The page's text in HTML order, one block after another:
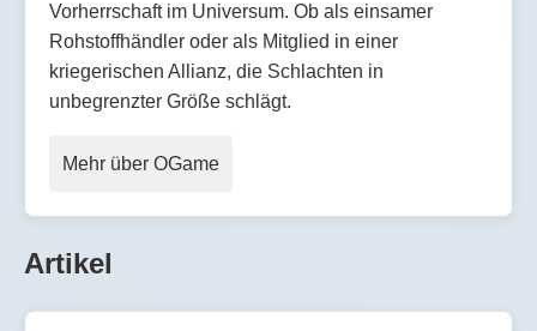
Vorherrschaft im Universum. Ob als einsamer
Rohstoffhändler oder als Mitglied in einer
kriegerischen Allianz, die Schlachten in
unbegrenzter Größe schlägt.
Mehr über OGame
Artikel